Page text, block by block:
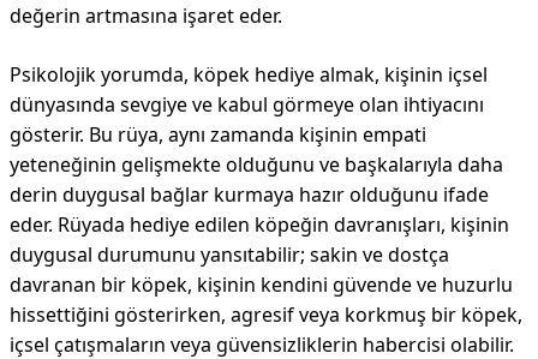
değerin artmasına işaret eder.
Psikolojik yorumda, köpek hediye almak, kişinin içsel
dünyasında sevgiye ve kabul görmeye olan ihtiyacını
gösterir. Bu rüya, aynı zamanda kişinin empati
yeteneğinin gelişmekte olduğunu ve başkalarıyla daha
derin duygusal bağlar kurmaya hazır olduğunu ifade
eder. Rüyada hediye edilen köpeğin davranışları, kişinin
duygusal durumunu yansıtabilir; sakin ve dostça
davranan bir köpek, kişinin kendini güvende ve huzurlu
hissettiğini gösterirken, agresif veya korkmuş bir köpek,
içsel çatışmaların veya güvensizliklerin habercisi olabilir.